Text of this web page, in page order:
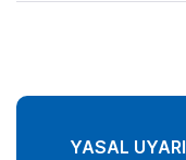
YASAL UYARI